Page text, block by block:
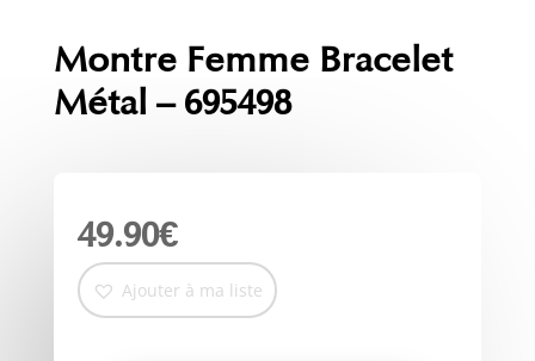
Montre Femme Bracelet
Métal – 695498
49.90€
Ajouter à ma liste